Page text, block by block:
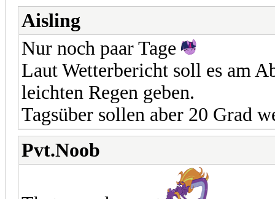
Aisling
Nur noch paar Tage
Laut Wetterbericht soll es am
leichten Regen geben.
Tagsüber sollen aber 20 Grad
Pvt.Noob